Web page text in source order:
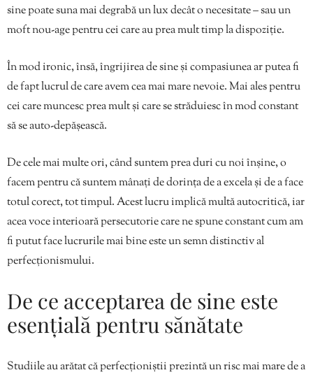
sine poate suna mai degrabă un lux decât o necesitate – sau un
moft nou-age pentru cei care au prea mult timp la dispoziție.
În mod ironic, însă, îngrijirea de sine și compasiunea ar putea fi
de fapt lucrul de care avem cea mai mare nevoie. Mai ales pentru
cei care muncesc prea mult și care se străduiesc în mod constant
să se auto-depășească.
De cele mai multe ori, când suntem prea duri cu noi înșine, o
facem pentru că suntem mânați de dorința de a excela și de a face
totul corect, tot timpul. Acest lucru implică multă autocritică, iar
acea voce interioară persecutorie care ne spune constant cum am
fi putut face lucrurile mai bine este un semn distinctiv al
perfecționismului.
De ce acceptarea de sine este
esențială pentru sănătate
Studiile au arătat că perfecționiștii prezintă un risc mai mare de a